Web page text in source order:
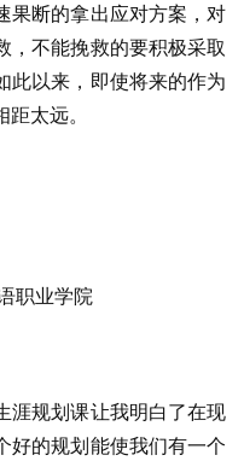
果断的拿出应对方案，对
，不能挽救的要积极采取
此以来，即使将来的作为
太远。
职业学院
涯规划课让我明白了在现
好的规划能使我们有一个